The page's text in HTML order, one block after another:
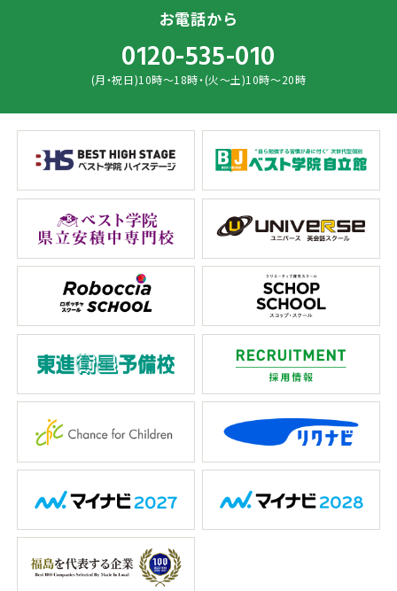
お電話から
0120-535-010
(月・祝日)10時～18時・(火～土)10時～20時